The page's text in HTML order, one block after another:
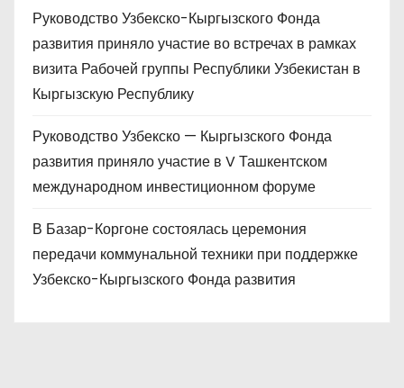
Руководство Узбекско-Кыргызского Фонда
развития приняло участие во встречах в рамках
визита Рабочей группы Республики Узбекистан в
Кыргызскую Республику
Руководство Узбекско — Кыргызского Фонда
развития приняло участие в V Ташкентском
международном инвестиционном форуме
В Базар-Коргоне состоялась церемония
передачи коммунальной техники при поддержке
Узбекско-Кыргызского Фонда развития